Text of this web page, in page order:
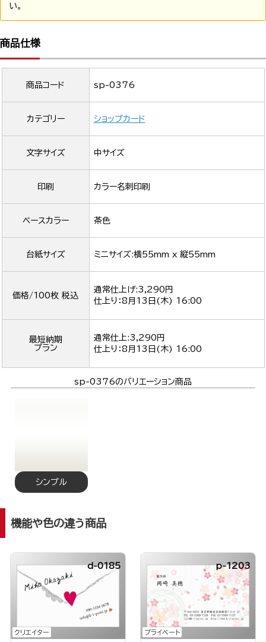
い。
商品仕様
商品コード sp-0376
カテゴリー ショップカード
文字サイズ 中サイズ
印刷 カラー名刺印刷
ベースカラー 茶色
台紙サイズ ミニサイズ:横55mm x 縦55mm
価格/100枚 税込
通常仕上げ:3,290円
仕上り：8月13日(木) 16:00
最短納期
プラン
通常仕上:3,290円
仕上り：8月13日(木) 16:00
sp-0376のバリエーション商品
シンプル
機能や色の違う商品
クリエイター
d-0185
プライベート
p-1203